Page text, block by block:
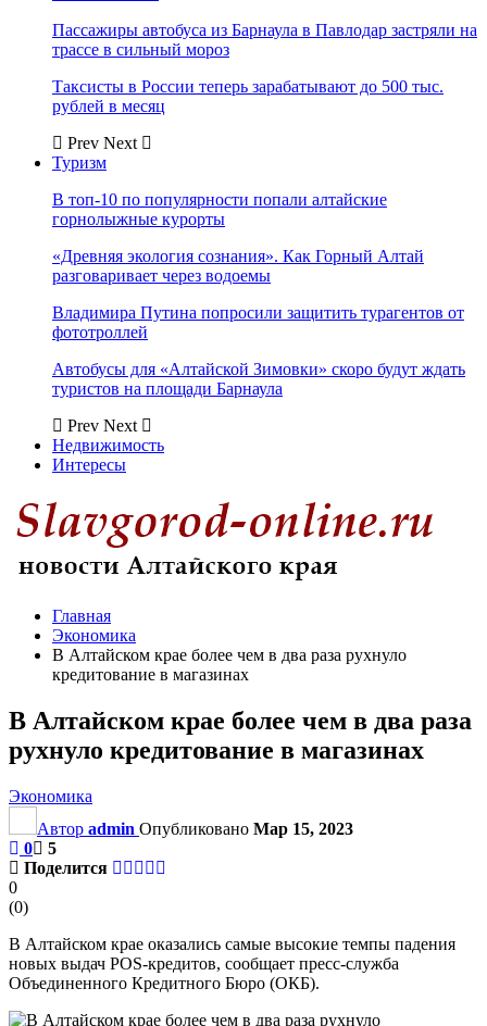
Пассажиры автобуса из Барнаула в Павлодар застряли на
трассе в сильный мороз
Таксисты в России теперь зарабатывают до 500 тыс.
рублей в месяц
Prev Next
Туризм
В топ-10 по популярности попали алтайские
горнолыжные курорты
«Древняя экология сознания». Как Горный Алтай
разговаривает через водоемы
Владимира Путина попросили защитить турагентов от
фототроллей
Автобусы для «Алтайской Зимовки» скоро будут ждать
туристов на площади Барнаула
Prev Next
Недвижимость
Интересы
Главная
Экономика
В Алтайском крае более чем в два раза рухнуло
кредитование в магазинах
В Алтайском крае более чем в два раза
рухнуло кредитование в магазинах
Экономика
Автор admin Опубликовано Мар 15, 2023
0
5
Поделится
0
(0)
В Алтайском крае оказались самые высокие темпы падения
новых выдач POS-кредитов, сообщает пресс-служба
Объединенного Кредитного Бюро (ОКБ).